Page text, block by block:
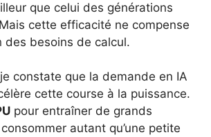
que celui des générations
cette efficacité ne compense
des besoins de calcul.
constate que la demande en IA
cette course à la puissance.
pour entraîner de grands
autant qu’une petite